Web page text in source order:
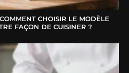
CHOISIR LE MODÈLE
FAÇON DE CUISINER ?